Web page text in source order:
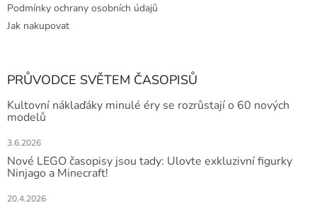
Podmínky ochrany osobních údajů
Jak nakupovat
PRŮVODCE SVĚTEM ČASOPISŮ
Kultovní náklaďáky minulé éry se rozrůstají o 60 nových
modelů
3.6.2026
Nové LEGO časopisy jsou tady: Ulovte exkluzivní figurky
Ninjago a Minecraft!
20.4.2026